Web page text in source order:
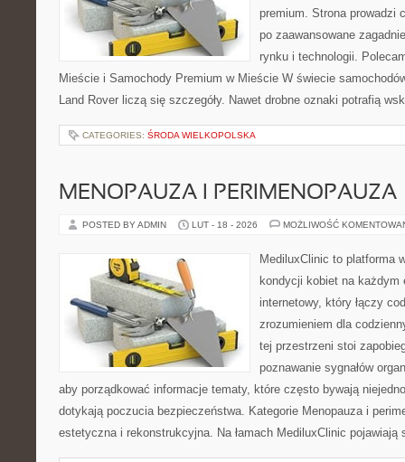
premium. Strona prowadzi
po zaawansowane
rynku i technologii.
Mieście i Samochody Premium w Mieście W świecie
Land Rover liczą się szczegóły. Nawet drobne oznaki potrafią
CATEGORIES: ŚRODA WIELKOPOLSKA
MENOPAUZA I PERIMENOPAUZA
POSTED BY ADMIN LUT - 18 - 2026 MOŻLIWOŚĆ
MediluxClinic to platforma
kondycji kobiet na każdym
internetowy, który łączy
zrozumieniem dla
tej przestrzeni stoi
poznawanie sygnałów
aby porządkować informacje tematy, które często bywają
dotykają poczucia bezpieczeństwa. Kategorie Menopauza i
estetyczna i rekonstrukcyjna. Na łamach MediluxClinic pojawiają